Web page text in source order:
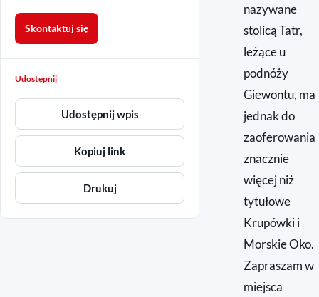
Skontaktuj się
Udostępnij
Udostępnij wpis
Kopiuj link
Drukuj
nazywane
stolicą Tatr,
leżące u
podnóży
Giewontu, ma
jednak do
zaoferowania
znacznie
więcej niż
tytułowe
Krupówki i
Morskie Oko.
Zapraszam w
miejsca